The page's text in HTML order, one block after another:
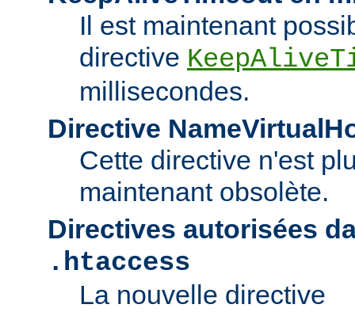
Il est maintenant
directive
millisecondes.
Directive
Cette directive n'est
maintenant obsolète.
Directives autorisées
.htaccess
La nouvelle directive